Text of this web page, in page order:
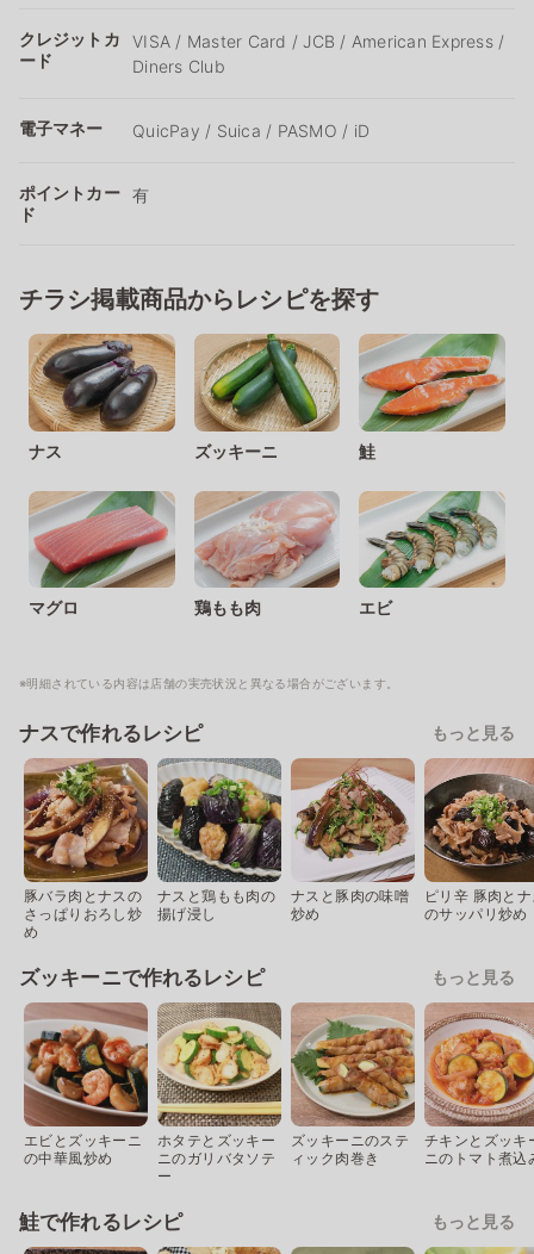
クレジットカ
ード
VISA / Master Card / JCB / American Express /
Diners Club
電子マネー QuicPay / Suica / PASMO / iD
ポイントカー
ド
有
チラシ掲載商品からレシピを探す
ナス ズッキーニ 鮭
マグロ 鶏もも肉 エビ
※明細されている内容は店舗の実売状況と異なる場合がございます。
ナスで作れるレシピ もっと見る
豚バラ肉とナスの
さっぱりおろし炒
め
ナスと鶏もも肉の
揚げ浸し
ナスと豚肉の味噌
炒め
ピリ辛 豚肉と
のサッパリ炒め
ズッキーニで作れるレシピ もっと見る
エビとズッキーニ
の中華風炒め
ホタテとズッキー
ニのガリバタソテ
ー
ズッキーニのステ
ィック肉巻き
チキンとズッキ
ニのトマト煮込
鮭で作れるレシピ もっと見る